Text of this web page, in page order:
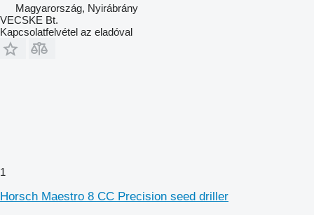
Magyarország, Nyirábrány
VECSKE Bt.
Kapcsolatfelvétel az eladóval
1
Horsch Maestro 8 CC Precision seed driller